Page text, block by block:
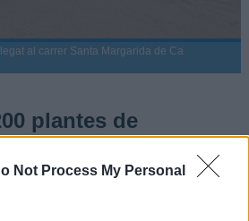
Not Process My Personal
al carrer Santa Margarida de Ca
plantes de
urbanització de Ca